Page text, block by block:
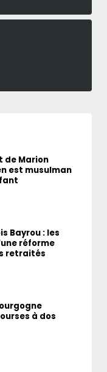
de Marion
est musulman
Bayrou : les
réforme
retraités
à dos